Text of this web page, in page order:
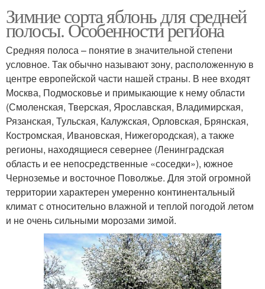
Зимние сорта яблонь для средней
полосы. Особенности региона
Средняя полоса – понятие в значительной степени
условное. Так обычно называют зону, расположенную в
центре европейской части нашей страны. В нее входят
Москва, Подмосковье и примыкающие к нему области
(Смоленская, Тверская, Ярославская, Владимирская,
Рязанская, Тульская, Калужская, Орловская, Брянская,
Костромская, Ивановская, Нижегородская), а также
регионы, находящиеся севернее (Ленинградская
область и ее непосредственные «соседки»), южное
Черноземье и восточное Поволжье. Для этой огромной
территории характерен умеренно континентальный
климат с относительно влажной и теплой погодой летом
и не очень сильными морозами зимой.